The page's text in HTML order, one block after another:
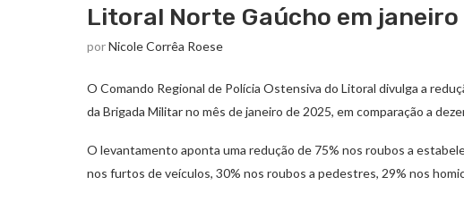
Litoral Norte Gaúcho em janeiro
porNicole Corrêa Roese
O Comando Regional de Polícia Ostensiva do Litoral divulga a
da Brigada Militar no mês de janeiro de 2025, em comparação a
O levantamento aponta uma redução de 75% nos roubos a
nos furtos de veículos, 30% nos roubos a pedestres, 29% nos